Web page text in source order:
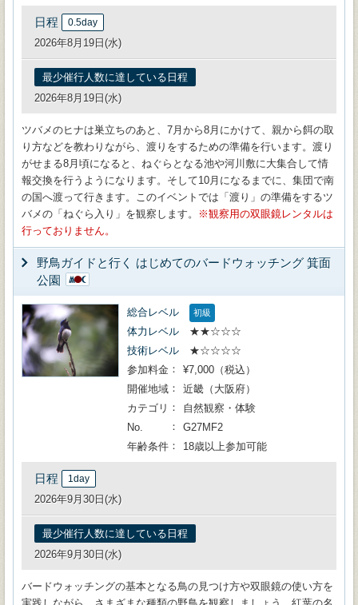
日程 0.5day
2026年8月19日(水)
最少催行人数に達している日程
2026年8月19日(水)
ツバメのヒナは巣立ちのあと、7月から8月にかけて、親から餌の取
り方などを教わりながら、渡りをするための準備を行います。渡り
がせまる8月頃になると、ねぐらとなる池や河川敷に大集合して情
報交換を行うようになります。そして10月になるまでに、集団で南
の国へ渡って行きます。このイベントでは「渡り」の準備をするツ
バメの「ねぐら入り」を観察します。
観察用の双眼鏡レンタルは
行っておりません。
野鳥ガイドと行く はじめてのバードウォッチング 箕面
公園
総合レベル 初級
体力レベル
★★☆☆☆
技術レベル
★☆☆☆☆
参加料金
¥7,000（税込）
開催地域
近畿（大阪府）
カテゴリ
自然観察・体験
No.
G27MF2
年齢条件
18歳以上参加可能
日程 1day
2026年9月30日(水)
最少催行人数に達している日程
2026年9月30日(水)
バードウォッチングの基本となる鳥の見つけ方や双眼鏡の使い方を